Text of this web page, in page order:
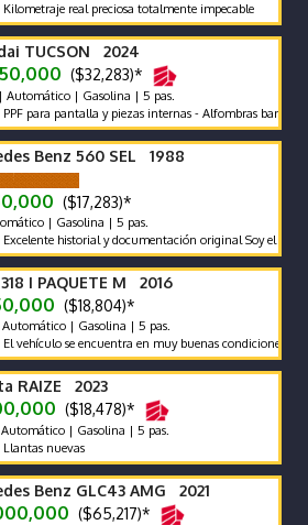
real preciosa totalmente impecable
TUCSON 2024
($32,283)*
| Gasolina | 5 pas.
para pantalla y piezas internas - Alfombras bandeja -
Benz 560 SEL 1988
($17,283)*
| Gasolina | 5 pas.
historial y documentación original Soy el segundo
I PAQUETE M 2016
($18,804)*
| Gasolina | 5 pas.
se encuentra en muy buenas condiciones tanto
RAIZE 2023
($18,478)*
| Gasolina | 5 pas.
nuevas
Benz GLC43 AMG 2021
($65,217)*